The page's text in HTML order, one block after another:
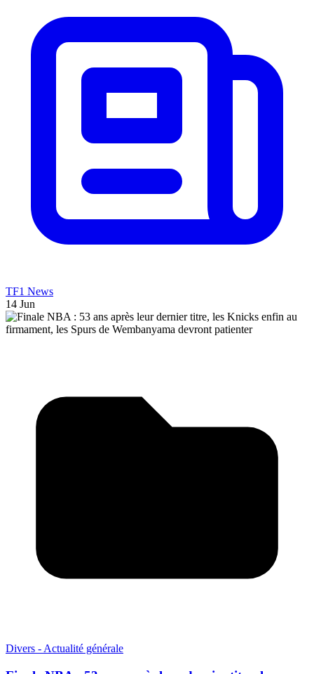
TF1 News
14 Jun
Divers - Actualité générale